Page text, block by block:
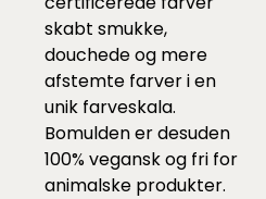
skabt smukke,
douchede og mere
afstemte farver i en
unik farveskala.
Bomulden er desuden
100% vegansk og fri for
animalske produkter.